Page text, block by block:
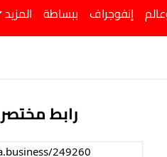
إنفوجراف ببساطة المزيد
رابط مختصر